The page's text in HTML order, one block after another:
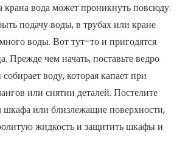
крана вода может проникнуть повсюду.
подачу воды, в трубах или кране
воды. Вот тут-то и пригодятся
Прежде чем начать, поставьте ведро
воду, которая капает при
или снятии деталей. Постелите
шкафа или близлежащие поверхности,
жидкость и защитить шкафы и